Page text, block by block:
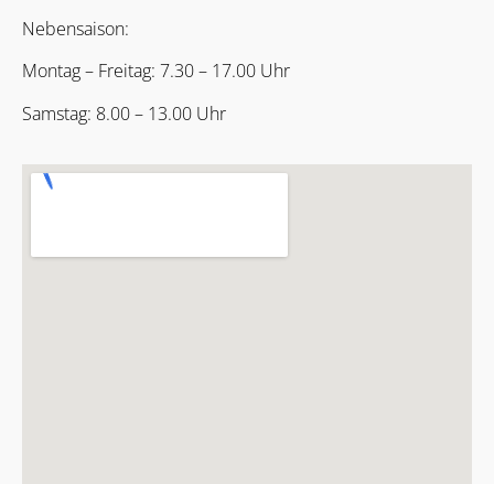
Nebensaison:
Montag – Freitag: 7.30 – 17.00 Uhr
Samstag: 8.00 – 13.00 Uhr